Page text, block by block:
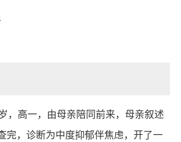
，高一，由母亲陪同前来，母亲叙述
完，诊断为中度抑郁伴焦虑，开了一